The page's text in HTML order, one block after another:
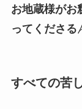
お地蔵様がお
ってくださる
すべての苦